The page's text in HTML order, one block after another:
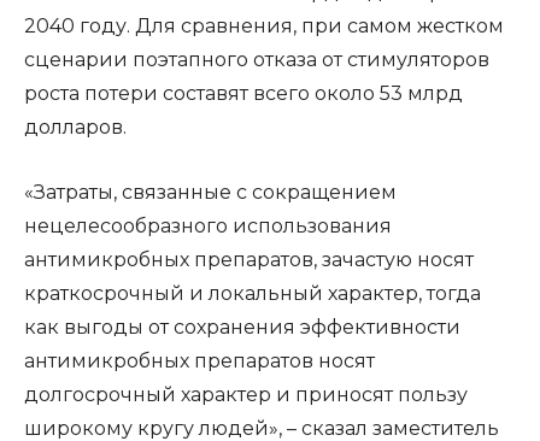
2040 году. Для сравнения, при самом жестком
сценарии поэтапного отказа от стимуляторов
роста потери составят всего около 53 млрд
долларов.
«Затраты, связанные с сокращением
нецелесообразного использования
антимикробных препаратов, зачастую носят
краткосрочный и локальный характер, тогда
как выгоды от сохранения эффективности
антимикробных препаратов носят
долгосрочный характер и приносят пользу
широкому кругу людей», – сказал заместитель